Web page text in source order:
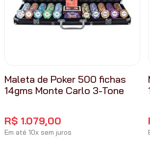
Maleta de Poker 500 fichas
14gms Monte Carlo 3-Tone
R$ 1.079,00
Em até10x sem juros